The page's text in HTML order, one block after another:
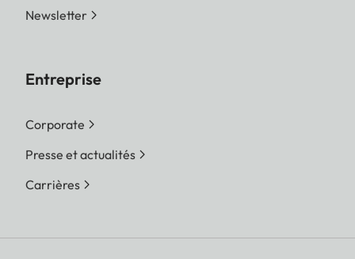
Newsletter
Entreprise
Corporate
Presse et actualités
Carrières